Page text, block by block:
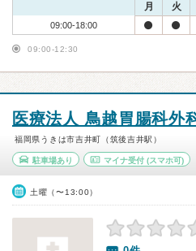
月 火
09:00-18:00
09:00-12:30
医療法人 鳥越胃腸科外
福岡県うきは市吉井町（筑後吉井駅）
駐車場あり マイナ受付(スマホ可)
土曜（〜13:00）